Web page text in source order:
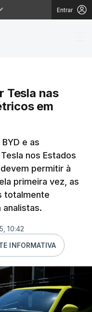
Entrar
Tesla nas
em
e as
nos Estados
permitir à
primeira vez, as
totalmente
10:42
INFORMATIVA